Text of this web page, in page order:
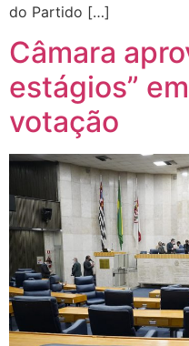
do Partido […]
Câmara
estágios”
votação